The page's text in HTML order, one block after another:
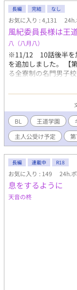
長編 完結 なし
お気に入り : 4,131
風紀委員長様は王
八（八月八）
※11/12 10話後半を
を追加しました。 【
る全寮制の名門男子
長副委員長と、生徒
いた。 東海林幹春は
の名に恥じぬ様、真
職務に当たっていた
す転入生が現われる
服に身を包んだ転校
再婚により理事長の
の、学園の特殊な環
うとする。 おまけに
ロに！？ そんな転校
う、彼こそが、中学
きていたから！ ※11/
BL 王道学園
主人公受け予定
長編 連載中 R18
お気に入り : 149 24h.
息をするように
天音の柊